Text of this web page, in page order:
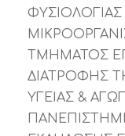
ΤΜΗΜΑΤΟΣ
ΔΙΑΤΡΟΦΗΣ
ΥΓΕΙΑΣ &